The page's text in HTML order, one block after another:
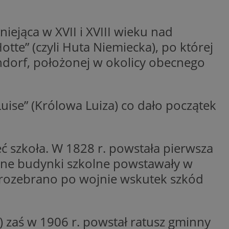
w XVII i XVIII wieku nad
(czyli Huta Niemiecka), po której
położonej w okolicy obecnego
(Królowa Luiza) co dało początek
W 1828 r. powstała pierwsza
budynki szkolne powstawały w
po wojnie wskutek szkód
w 1906 r. powstał ratusz gminny
sesji.
zapewniając, że
a ich dane są
ponieważ
na temat
na temat
dla ich
dotyczące
usługę Cookie-